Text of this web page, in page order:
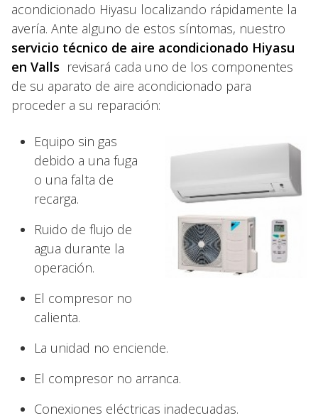
acondicionado Hiyasu localizando rápidamente la
avería. Ante alguno de estos síntomas, nuestro
servicio técnico de aire acondicionado Hiyasu
en Valls revisará cada uno de los componentes
de su aparato de aire acondicionado para
proceder a su reparación:
Equipo sin gas
debido a una fuga
o una falta de
recarga.
Ruido de flujo de
agua durante la
operación.
El compresor no
calienta.
La unidad no enciende.
El compresor no arranca.
Conexiones eléctricas inadecuadas.